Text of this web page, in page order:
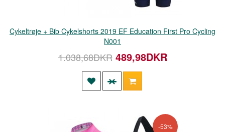
Cykeltrøje + Bib Cykelshorts 2019 EF Education First Pro Cycling
N001
1.038,68DKR 489,98DKR
-53%